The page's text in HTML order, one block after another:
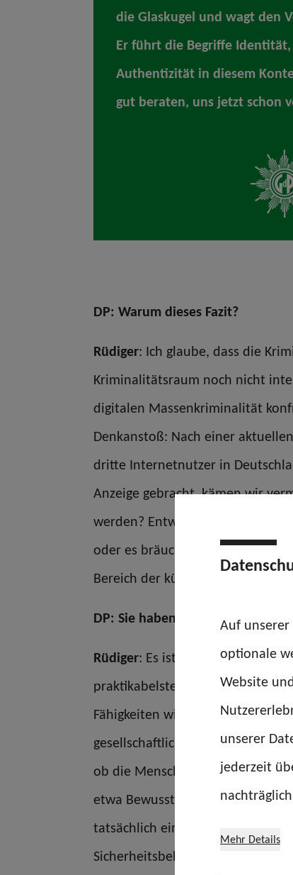
die Glaskugel und wagt den
Er führt die Begriffe
Authentizität in diesem
gut beraten, uns jetzt schon
DP: Warum dieses Fazit?
Rüdiger: Ich glaube, dass die
Kriminalitätsraum noch nicht
digitalen Massenkriminalität
Denkanstoß: Nach einer
dritte Internetnutzer in
Anzeige gebracht, kämen wir
werden? Entweder wären die
oder es bräuchte wirksame
Bereich der künstlichen
DP: Sie haben die Künstliche
Rüdiger: Es ist gar nicht so
praktikabelsten finde ich die
Fähigkeiten wie logisches
gesellschaftlichen Diskussion
ob die Menschen diese Technik
etwa Bewusstsein imitieren
tatsächlich einmal so weit sind,
Sicherheitsbehörden haben und
Auf
optionale
Website
unserer
jederzeit
Mehr Details